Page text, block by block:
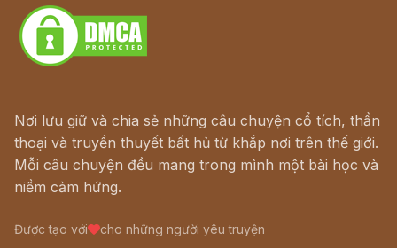
Nơi lưu giữ và chia sẻ những câu chuyện cổ tích, thần
thoại và truyền thuyết bất hủ từ khắp nơi trên thế giới.
Mỗi câu chuyện đều mang trong mình một bài học và
niềm cảm hứng.
Được tạo với cho những người yêu truyện